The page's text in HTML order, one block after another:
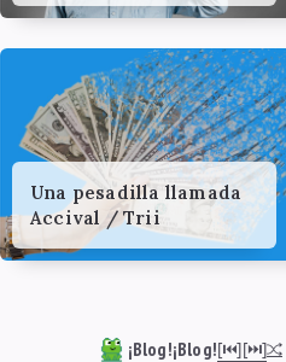
Una pesadilla llamada
Accival / Trii
¡Blog!¡Blog![⏮︎][⏭︎]